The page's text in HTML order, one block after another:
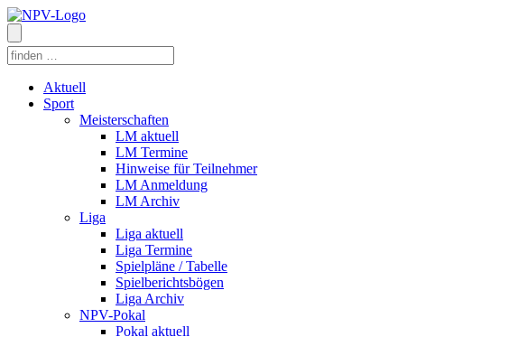
Aktuell
Sport
Meisterschaften
LM aktuell
LM Termine
Hinweise für Teilnehmer
LM Anmeldung
LM Archiv
Liga
Liga aktuell
Liga Termine
Spielpläne / Tabelle
Spielberichtsbögen
Liga Archiv
NPV-Pokal
Pokal aktuell